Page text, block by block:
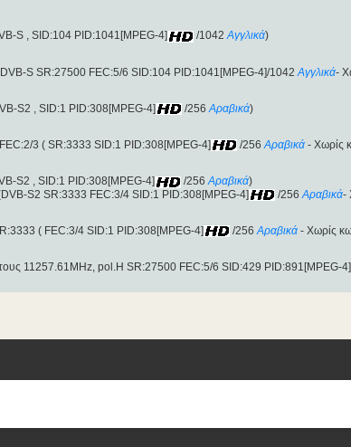
S , SID:104 PID:1041[MPEG-4] /1042 Αγγλικά)
S SR:27500 FEC:5/6 SID:104 PID:1041[MPEG-4]/1042 Αγγλικά-
S2 , SID:1 PID:308[MPEG-4] /256 Αραβικά)
3 ( SR:3333 SID:1 PID:308[MPEG-4] /256 Αραβικά - Χωρίς
S2 , SID:1 PID:308[MPEG-4] /256 Αραβικά)
S2 SR:3333 FEC:3/4 SID:1 PID:308[MPEG-4] /256 Αραβικά-
( FEC:3/4 SID:1 PID:308[MPEG-4] /256 Αραβικά - Χωρίς
11257.61MHz, pol.H SR:27500 FEC:5/6 SID:429 PID:891[MPEG-4]